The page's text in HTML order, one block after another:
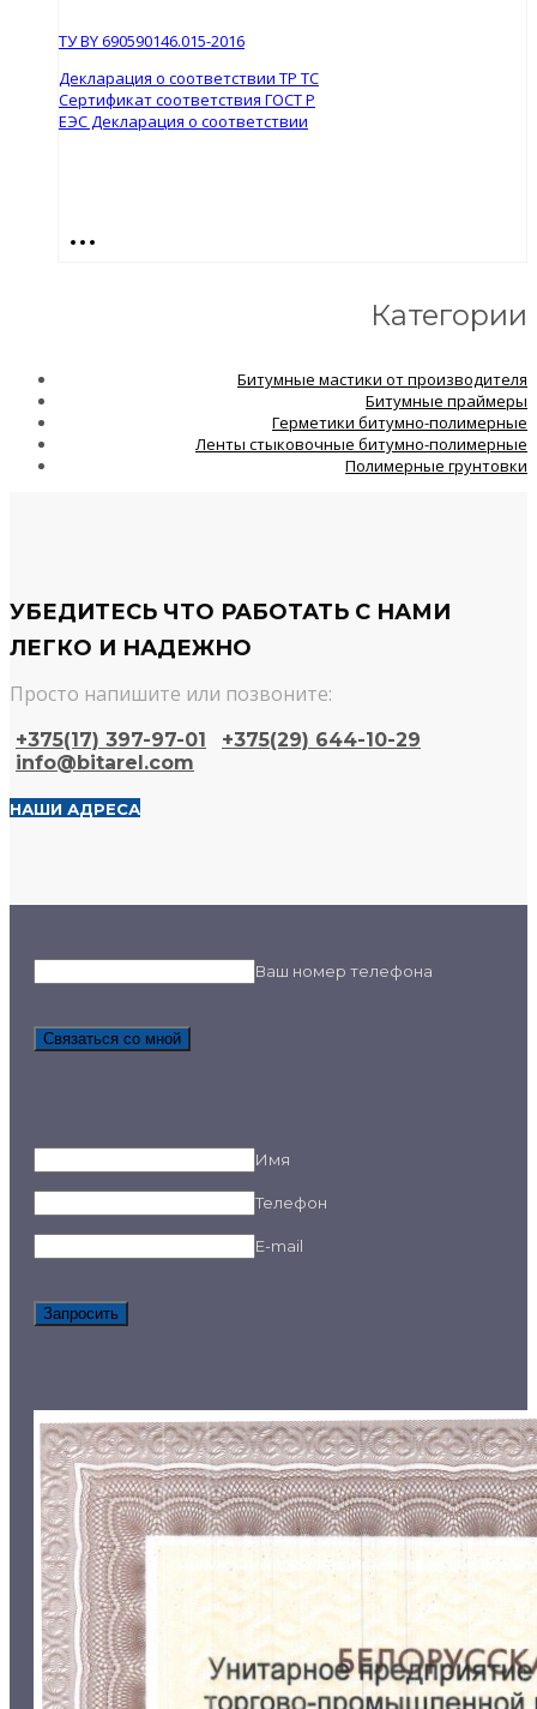
ТУ ВY 690590146.015-2016
Декларация о соответствии ТР ТС
Сертификат соответствия ГОСТ Р
ЕЭС Декларация о соответствии
Категории
Битумные мастики от производителя
Битумные праймеры
Герметики битумно-полимерные
Ленты стыковочные битумно-полимерные
Полимерные грунтовки
УБЕДИТЕСЬ ЧТО РАБОТАТЬ С НАМИ
ЛЕГКО И НАДЕЖНО
Просто напишите или позвоните:
+375(17) 397-97-01
+375(29) 644-10-29​
info@bitarel.com​
НАШИ АДРЕСА
Ваш номер телефона
Связаться со мной
Имя
Телефон
E-mail
Запросить